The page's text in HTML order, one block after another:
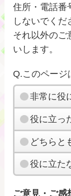
住所・電話番
しないでくだ
それ以外のご
いします。
Q.このページ
非常に役
役に立っ
どちらと
役に立た
ご意見・ご感